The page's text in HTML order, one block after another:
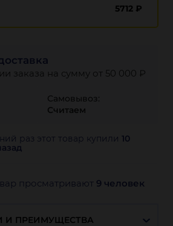
5712 ₽
заказа на сумму от 50 000 ₽
Самовывоз:
Считаем
раз этот товар купили 10
просматривают 9 человек
И ПРЕИМУЩЕСТВА